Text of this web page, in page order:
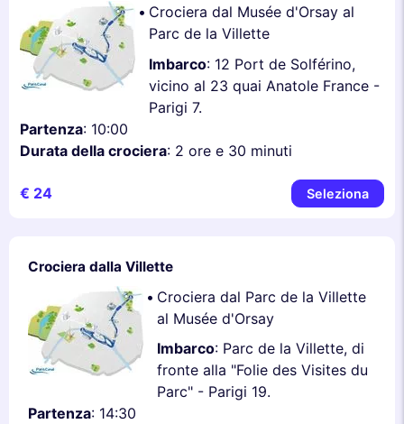
Crociera dal Musée d'Orsay al
Parc de la Villette
Imbarco: 12 Port de Solférino,
vicino al 23 quai Anatole France -
Parigi 7.
Partenza: 10:00
Durata della crociera: 2 ore e 30 minuti
€ 24 Seleziona
Crociera dalla Villette
Crociera dal Parc de la Villette
al Musée d'Orsay
Imbarco: Parc de la Villette, di
fronte alla "Folie des Visites du
Parc" - Parigi 19.
Partenza: 14:30